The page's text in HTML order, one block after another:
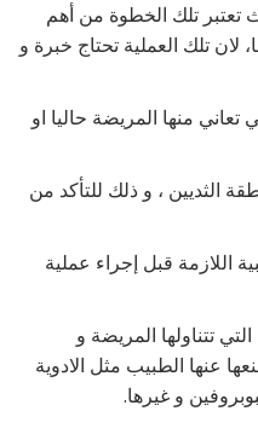
تلك الخطوة من أهم
لان تلك العملية تحتاج خبرة و
منها المريضة حاليا او
الثديين ، و ذلك للتأكد من
اللازمة قبل إجراء عملية
تتناولها المريضة و
عنها الطبيب مثل الادوية
و غيرها.